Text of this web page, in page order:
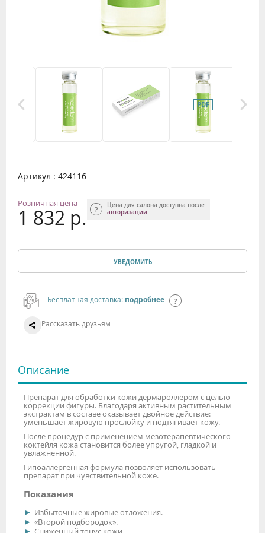
Артикул : 424116
Розничная цена
1 832 р.
Цена для салона доступна после
авторизации
УВЕДОМИТЬ
Бесплатная доставка: подробнее
Рассказать друзьям
Описание
Препарат для обработки кожи дермароллером с целью
коррекции фигуры. Благодаря активным растительным
экстрактам в составе оказывает двойное действие:
уменьшает жировую прослойку и подтягивает кожу.
После процедур с применением мезотерапевтического
коктейля кожа становится более упругой, гладкой и
увлажненной.
Гипоаллергенная формула позволяет использовать
препарат при чувствительной коже.
Показания
Избыточные жировые отложения.
«Второй подбородок».